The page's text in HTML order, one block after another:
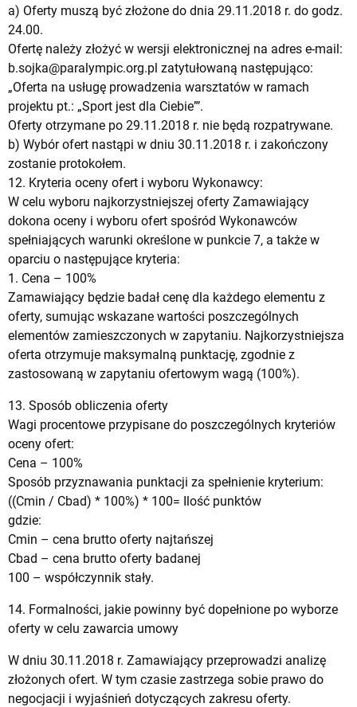
a) Oferty muszą być złożone do dnia 29.11.2018 r. do godz.
24.00.
Ofertę należy złożyć w wersji elektronicznej na adres e-mail:
b.sojka@paralympic.org.pl zatytułowaną następująco:
„Oferta na usługę prowadzenia warsztatów w ramach
projektu pt.: „Sport jest dla Ciebie”’.
Oferty otrzymane po 29.11.2018 r. nie będą rozpatrywane.
b) Wybór ofert nastąpi w dniu 30.11.2018 r. i zakończony
zostanie protokołem.
12. Kryteria oceny ofert i wyboru Wykonawcy:
W celu wyboru najkorzystniejszej oferty Zamawiający
dokona oceny i wyboru ofert spośród Wykonawców
spełniających warunki określone w punkcie 7, a także w
oparciu o następujące kryteria:
1. Cena – 100%
Zamawiający będzie badał cenę dla każdego elementu z
oferty, sumując wskazane wartości poszczególnych
elementów zamieszczonych w zapytaniu. Najkorzystniejsza
oferta otrzymuje maksymalną punktację, zgodnie z
zastosowaną w zapytaniu ofertowym wagą (100%).
13. Sposób obliczenia oferty
Wagi procentowe przypisane do poszczególnych kryteriów
oceny ofert:
Cena – 100%
Sposób przyznawania punktacji za spełnienie kryterium:
((Cmin / Cbad) * 100%) * 100= Ilość punktów
gdzie:
Cmin – cena brutto oferty najtańszej
Cbad – cena brutto oferty badanej
100 – współczynnik stały.
14. Formalności, jakie powinny być dopełnione po wyborze
oferty w celu zawarcia umowy
W dniu 30.11.2018 r. Zamawiający przeprowadzi analizę
złożonych ofert. W tym czasie zastrzega sobie prawo do
negocjacji i wyjaśnień dotyczących zakresu oferty.